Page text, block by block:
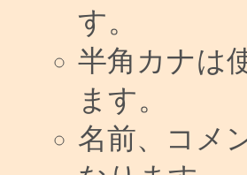
す。
半角カナは
ます。
名前、コメ